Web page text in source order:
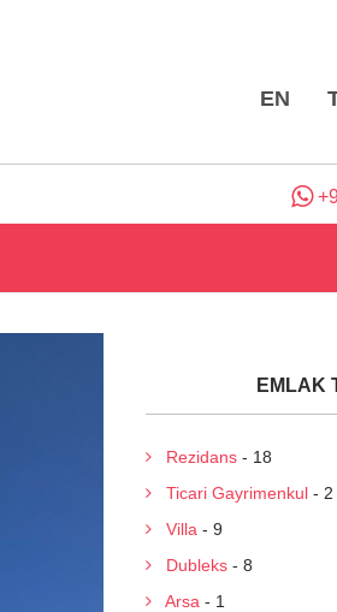
EN
EMLAK
Rezidans - 18
Ticari Gayrimenkul - 2
Villa - 9
Dubleks - 8
Arsa - 1